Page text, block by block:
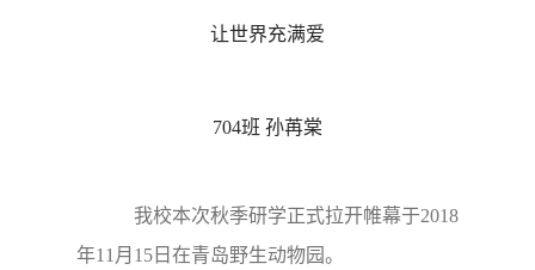
让世界充满爱
704班 孙苒棠
我校本次秋季研学正式拉开帷幕于2018
年11月15日在青岛野生动物园。